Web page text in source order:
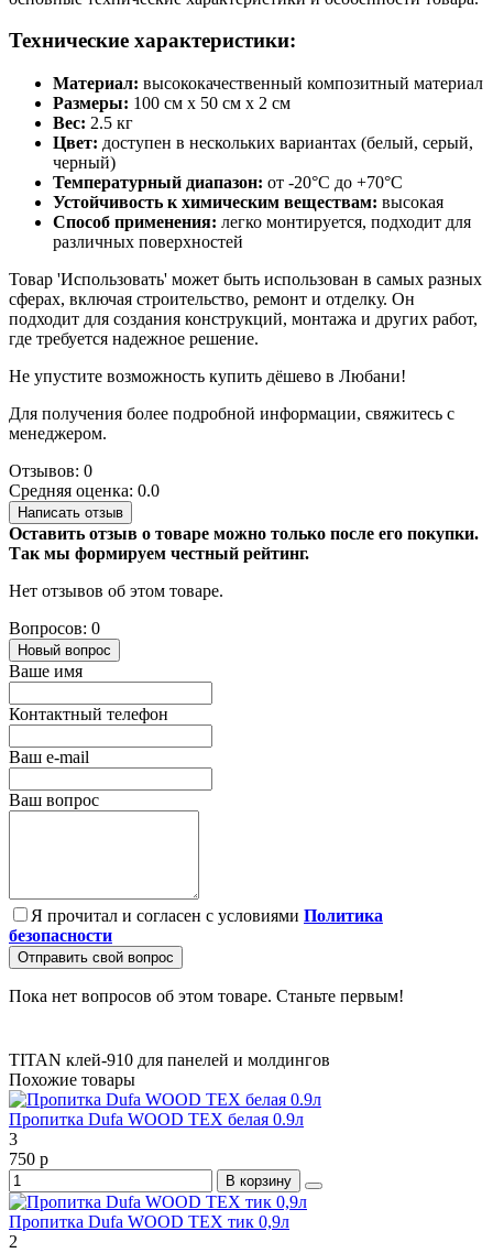
Технические характеристики:
Материал: высококачественный композитный материал
Размеры: 100 см x 50 см x 2 см
Вес: 2.5 кг
Цвет: доступен в нескольких вариантах (белый, серый,
черный)
Температурный диапазон: от -20°C до +70°C
Устойчивость к химическим веществам: высокая
Способ применения: легко монтируется, подходит для
различных поверхностей
Товар 'Использовать' может быть использован в самых разных
сферах, включая строительство, ремонт и отделку. Он
подходит для создания конструкций, монтажа и других работ,
где требуется надежное решение.
Не упустите возможность купить дёшево в Любани!
Для получения более подробной информации, свяжитесь с
менеджером.
Отзывов: 0
Средняя оценка: 0.0
Написать отзыв
Оставить отзыв о товаре можно только после его покупки.
Так мы формируем честный рейтинг.
Нет отзывов об этом товаре.
Вопросов: 0
Новый вопрос
Ваше имя
Контактный телефон
Ваш e-mail
Ваш вопрос
Я прочитал и согласен с условиями Политика
безопасности
Отправить свой вопрос
Пока нет вопросов об этом товаре. Станьте первым!
TITAN клей-910 для панелей и молдингов
Похожие товары
Пропитка Dufa WOOD TEX белая 0.9л
3
750 р
В корзину
Пропитка Dufa WOOD TEX тик 0,9л
2